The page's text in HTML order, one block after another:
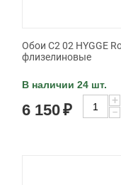
Обои C2 02 HYGGE
флизелиновые
В наличии 24 шт.
6 150₽
+
−